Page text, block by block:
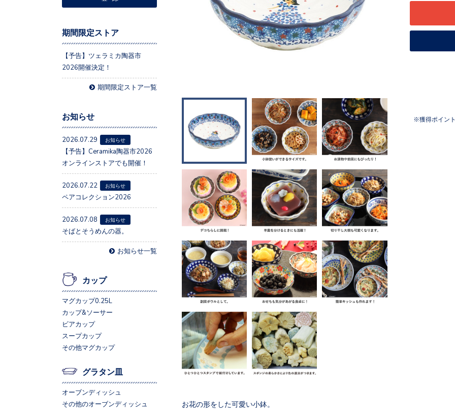
獲得ポイン
お花の形をした可愛い小鉢。
期間限定ストア
【予告】ツェラミカ陶器市
2026開催決定！
期間限定ストア一覧
お知らせ
2026.07.29 お知らせ
【予告】Ceramika陶器市2026
オンラインストアでも開催！
2026.07.22 お知らせ
ペアコレクション2026
2026.07.08 お知らせ
そばとそうめんの器。
お知らせ一覧
カップ
マグカップ0.25L
カップ&ソーサー
ビアカップ
スープカップ
その他マグカップ
グラタン皿
オーブンディッシュ
その他のオーブンディッシュ